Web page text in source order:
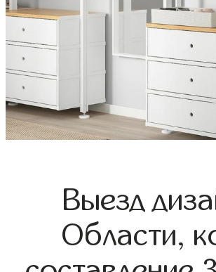
Выезд
Области,